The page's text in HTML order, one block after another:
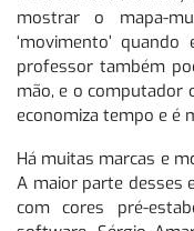
mostrar o mapa-
‘movimento’
professor também
mão, e o computador
economiza tempo e é
Há muitas marcas e
A maior parte desses
com cores pré-